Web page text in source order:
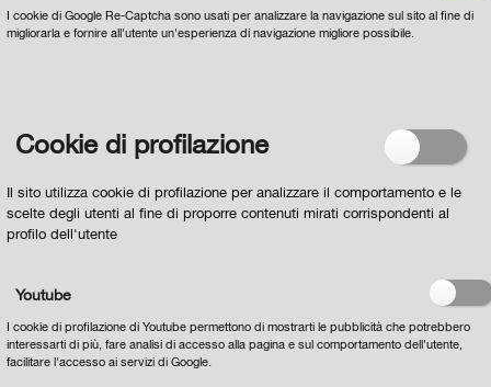
Dichiaro di aver lettol'INFORMATIVA per il
I cookie di Google Re-Captcha sono usati per analizzare la navigazione sul sito al fine di
migliorarla e fornire all'utente un'esperienza di navigazione migliore possibile.
Cookie di profilazione
Il sito utilizza cookie di profilazione per analizzare il comportamento e le
scelte degli utenti al fine di proporre contenuti mirati corrispondenti al
profilo dell'utente
Youtube
I cookie di profilazione di Youtube permettono di mostrarti le pubblicità che potrebbero
interessarti di più, fare analisi di accesso alla pagina e sul comportamento dell'utente,
facilitare l'accesso ai servizi di Google.